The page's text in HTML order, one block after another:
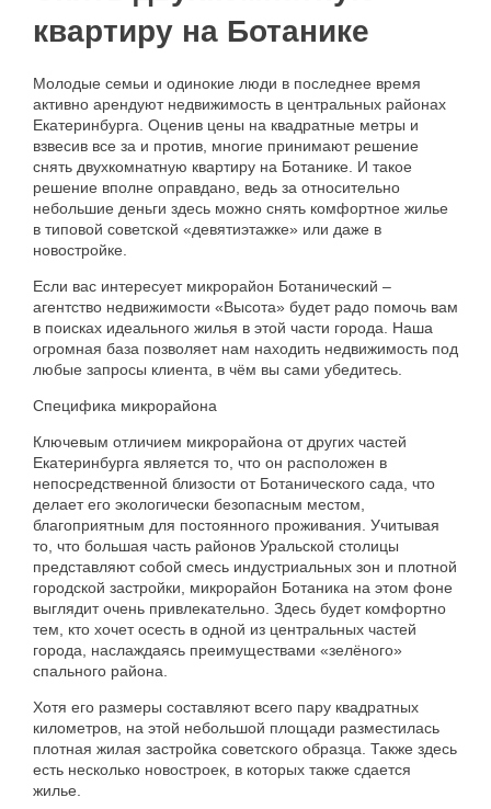
Не первый
Материал дома
Планировка
Мебель
Холодильник
Стиральная
машина
квартиру на Ботанике
Молодые семьи и одинокие люди в последнее время
активно арендуют недвижимость в центральных районах
Екатеринбурга Оценив цены на квадратные метры и
взвесив все за и против многие принимают решение
снять двухкомнатную квартиру на Ботанике И такое
решение вполне оправдано ведь за относительно
небольшие деньги здесь можно снять комфортное жилье
в типовой советской «девятиэтажке» или даже в
новостройке
Если вас интересует микрорайон Ботанический –
агентство недвижимости «Высота» будет радо помочь вам
в поисках идеального жилья в этой части города
Наша
огромная база позволяет нам находить недвижимость под
любые запросы клиента в чём вы сами убедитесь
Специфика микрорайона
Ключевым отличием микрорайона от других частей
Екатеринбурга является то что он расположен в
непосредственной близости от Ботанического сада что
делает его экологически безопасным местом
благоприятным для постоянного проживания Учитывая
то что большая часть районов Уральской столицы
представляют собой смесь индустриальных зон и плотной
городской застройки микрорайон Ботаника на этом фоне
выглядит очень привлекательно Здесь будет комфортно
тем
кто хочет осесть в одной из центральных частей
города
наслаждаясь преимуществами «зелёного»
спального района.
Хотя его размеры составляют всего пару квадратных
километров на этой небольшой площади разместилась
плотная жилая застройка советского образца Также здесь
есть несколько новостроек в которых также сдается
жилье